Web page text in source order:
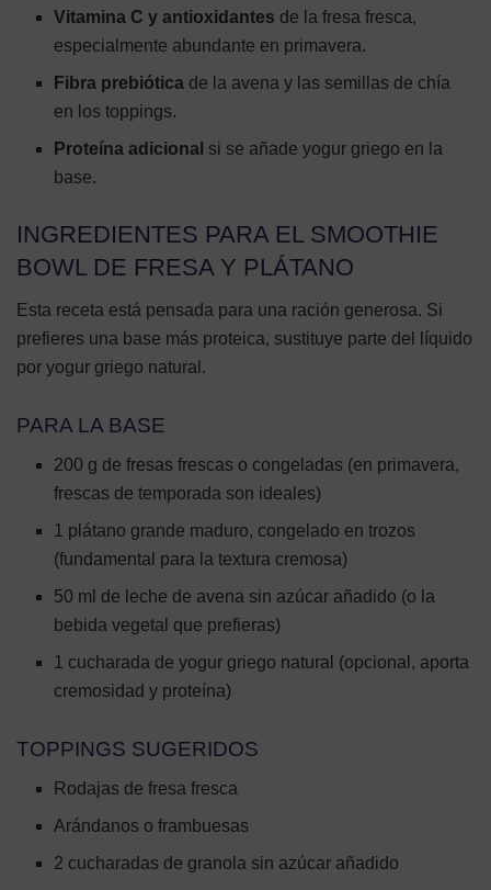
Vitamina C y antioxidantes de la fresa fresca,
especialmente abundante en primavera.
Fibra prebiótica de la avena y las semillas de chía
en los toppings.
Proteína adicional si se añade yogur griego en la
base.
INGREDIENTES PARA EL SMOOTHIE
BOWL DE FRESA Y PLÁTANO
Esta receta está pensada para una ración generosa. Si
prefieres una base más proteica, sustituye parte del líquido
por yogur griego natural.
PARA LA BASE
200 g de fresas frescas o congeladas (en primavera,
frescas de temporada son ideales)
1 plátano grande maduro, congelado en trozos
(fundamental para la textura cremosa)
50 ml de leche de avena sin azúcar añadido (o la
bebida vegetal que prefieras)
1 cucharada de yogur griego natural (opcional, aporta
cremosidad y proteína)
TOPPINGS SUGERIDOS
Rodajas de fresa fresca
Arándanos o frambuesas
2 cucharadas de granola sin azúcar añadido